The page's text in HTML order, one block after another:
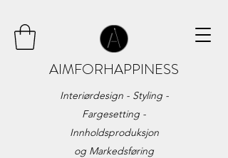
AIMFORHAPPINESS
Interiørdesign - Styling -
Fargesetting -
Innholdsproduksjon
og Markedsføring